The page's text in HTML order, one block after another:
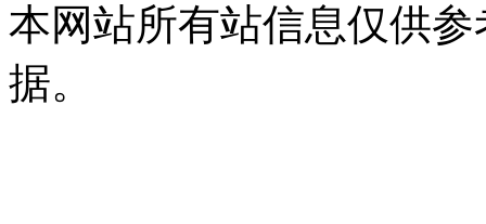
本网站所有站信息仅供
据。